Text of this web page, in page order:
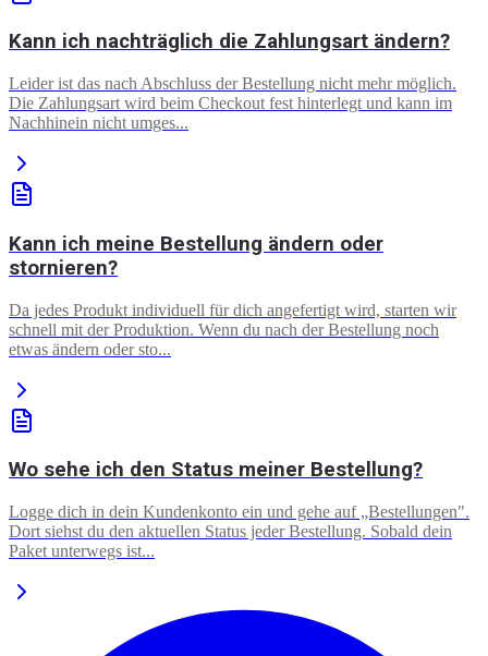
Kann ich nachträglich die Zahlungsart ändern?
Leider ist das nach Abschluss der Bestellung nicht mehr möglich.
Die Zahlungsart wird beim Checkout fest hinterlegt und kann im
Nachhinein nicht umges...
Kann ich meine Bestellung ändern oder
stornieren?
Da jedes Produkt individuell für dich angefertigt wird, starten wir
schnell mit der Produktion. Wenn du nach der Bestellung noch
etwas ändern oder sto...
Wo sehe ich den Status meiner Bestellung?
Logge dich in dein Kundenkonto ein und gehe auf „Bestellungen".
Dort siehst du den aktuellen Status jeder Bestellung. Sobald dein
Paket unterwegs ist...